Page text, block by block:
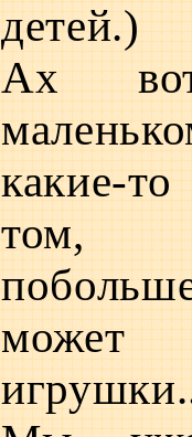
детей.)
Ах
какие-
том,